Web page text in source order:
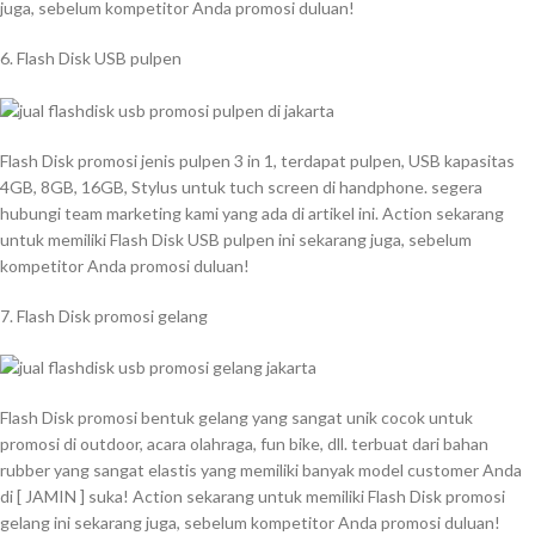
juga, sebelum kompetitor Anda promosi duluan!
6. Flash Disk USB pulpen
Flash Disk promosi jenis pulpen 3 in 1, terdapat pulpen, USB kapasitas
4GB, 8GB, 16GB, Stylus untuk tuch screen di handphone. segera
hubungi team marketing kami yang ada di artikel ini. Action sekarang
untuk memiliki Flash Disk USB pulpen ini sekarang juga, sebelum
kompetitor Anda promosi duluan!
7. Flash Disk promosi gelang
Flash Disk promosi bentuk gelang yang sangat unik cocok untuk
promosi di outdoor, acara olahraga, fun bike, dll. terbuat dari bahan
rubber yang sangat elastis yang memiliki banyak model customer Anda
di [ JAMIN ] suka! Action sekarang untuk memiliki Flash Disk promosi
gelang ini sekarang juga, sebelum kompetitor Anda promosi duluan!